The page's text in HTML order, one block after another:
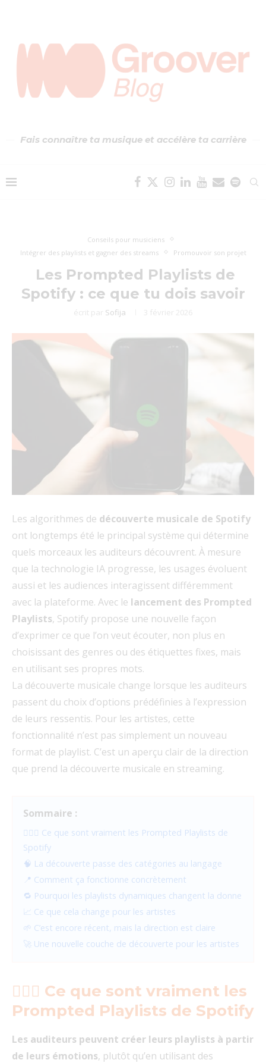
Fais connaître ta musique et accélère ta carrière
Conseils pour musiciens
Intégrer des playlists et gagner des streams
Promouvoir son projet
Les Prompted Playlists de
Spotify : ce que tu dois savoir
écrit par Sofija 3 février 2026
Les algorithmes de découverte musicale de Spotify
ont longtemps été le principal système qui détermine
quels morceaux les auditeurs découvrent. À mesure
que la technologie IA progresse, les usages évoluent
aussi et les audiences interagissent différemment
avec la plateforme. Avec le lancement des Prompted
Playlists, Spotify propose une nouvelle façon
d’exprimer ce que l’on veut écouter, non plus en
choisissant des genres ou des étiquettes fixes, mais
en utilisant ses propres mots.
La découverte musicale change lorsque les auditeurs
passent du choix d’options prédéfinies à l’expression
de leurs ressentis. Pour les artistes, cette
fonctionnalité n’est pas simplement un nouveau
format de playlist. C’est un aperçu clair de la direction
que prend la découverte musicale en streaming.
Sommaire :
🤷🏻‍♀️ Ce que sont vraiment les Prompted Playlists de
Spotify
🧠 La découverte passe des catégories au langage
📍 Comment ça fonctionne concrètement
🔁 Pourquoi les playlists dynamiques changent la donne
📈 Ce que cela change pour les artistes
🌱 C’est encore récent, mais la direction est claire
🚀 Une nouvelle couche de découverte pour les artistes
🤷🏻‍♀️ Ce que sont vraiment les
Prompted Playlists de Spotify
Les auditeurs peuvent créer leurs playlists à partir
de leurs émotions, plutôt qu’en utilisant des